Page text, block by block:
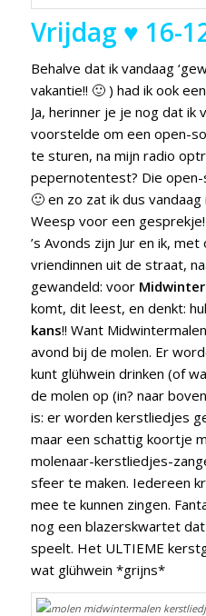
Vrijdag ♥ 16-
Behalve dat ik vandaag
vakantie!! 🙂 ) had ik ook
Ja, herinner je je nog dat ik
voorstelde om een open-
te sturen, na mijn radio
pepernotentest? Die open-
🙂 en zo zat ik dus
Weesp voor een
’s Avonds zijn Jur en ik,
vriendinnen uit de straat,
gewandeld: voor
komt, dit leest, en denkt:
kans!! Want
avond bij de molen. Er
kunt glühwein drinken (of
de molen op (in? naar
is: er worden kerstliedjes
maar een schattig koortje
molenaar-kerstliedjes-
sfeer te maken. Iedereen
mee te kunnen zingen.
nog een blazerskwartet
speelt. Het ULTIEME
wat glühwein *grijns*